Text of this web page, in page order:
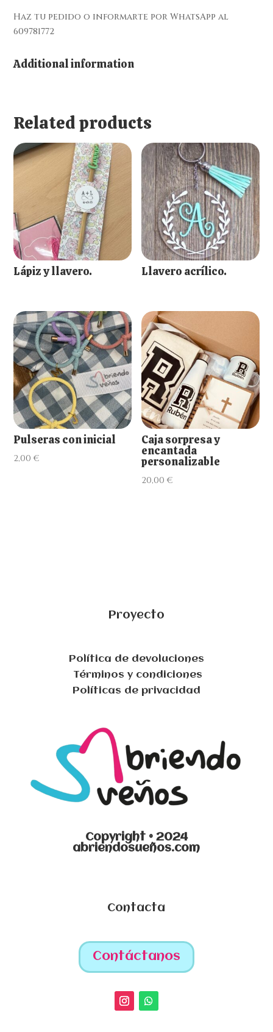
Haz tu pedido o informarte por WhatsApp al
609781772
Additional information
Related products
Lápiz y llavero. Llavero acrílico.
Pulseras con inicial
2,00€
Caja sorpresa y
encantada
personalizable
20,00€
Proyecto
Política de devoluciones
Términos y condiciones
Políticas de privacidad
Copyright © 2024
abriendosueños.com
Contacta
Contáctanos